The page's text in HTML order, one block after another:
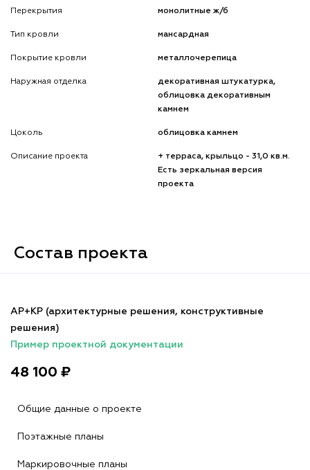
Перекрытия монолитные ж/б
Тип кровли мансардная
Покрытие кровли металлочерепица
Наружная отделка
декоративная штукатурка,
облицовка декоративным
камнем
Цоколь облицовка камнем
Описание проекта
+ терраса, крыльцо - 31,0 кв.м.
Есть зеркальная версия
проекта
Состав проекта
АР+КР (архитектурные решения, конструктивные
решения)
Пример проектной документации
48 100 ₽
Общие данные о проекте
Поэтажные планы
Маркировочные планы